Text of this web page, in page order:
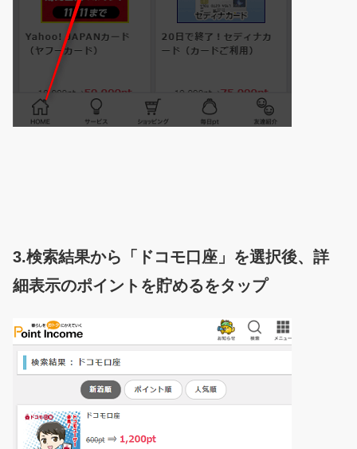
3.検索結果から「ドコモ口座」を選択後、詳
細表示のポイントを貯めるをタップ